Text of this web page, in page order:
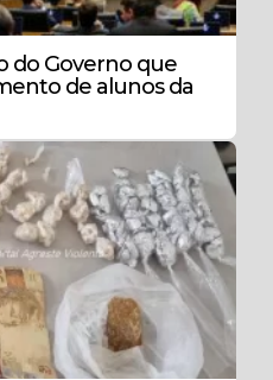
do Governo que
de alunos da